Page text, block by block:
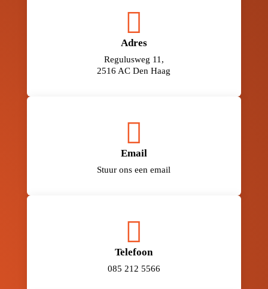

Adres
Regulusweg 11,
2516 AC Den Haag

Email
Stuur ons een email

Telefoon
085 212 5566